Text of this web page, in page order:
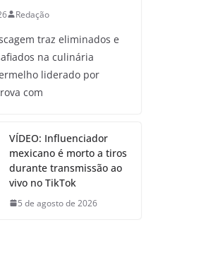
Redação
traz eliminados e
na culinária
liderado por
com
VÍDEO: Influenciador
mexicano é morto a tiros
durante transmissão ao
vivo no TikTok
5 de agosto de 2026